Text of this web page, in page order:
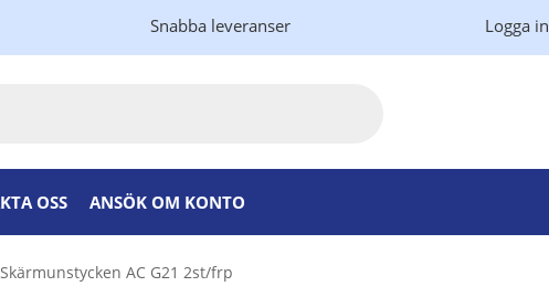
Snabba leveranser Logga in
OSS ANSÖK OM KONTO
AC G21 2st/frp